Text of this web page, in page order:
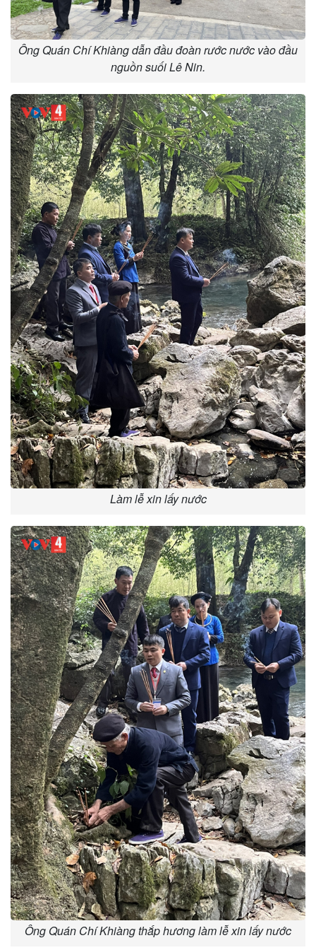
Ông Quán Chí Khiàng dẫn đầu đoàn rước nước vào đầu
nguồn suối Lê Nin.
Làm lễ xin lấy nước
Ông Quán Chí Khiàng thắp hương làm lễ xin lấy nước